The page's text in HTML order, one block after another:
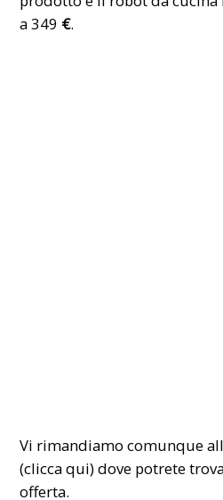
a 349 €.
Vi rimandiamo comunque
(clicca qui) dove potrete
offerta.